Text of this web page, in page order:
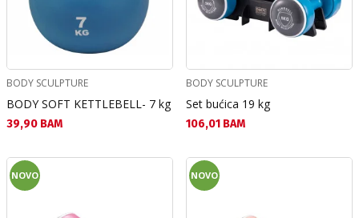
BODY SCULPTURE
BODY SOFT KETTLEBELL- 7 kg
Текуща цена:
39,90 BAM
BODY SCULPTURE
Set bućica 19 kg
Текуща цена:
106,01 BAM
NOVO NOVO